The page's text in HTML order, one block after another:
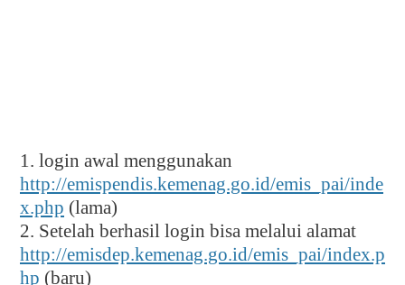
1. login awal menggunakan
http://emispendis.kemenag.go.id/emis_pai/inde
x.php (lama)
2. Setelah berhasil login bisa melalui alamat
http://emisdep.kemenag.go.id/emis_pai/index.p
hp (baru)